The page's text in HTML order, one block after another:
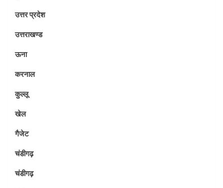
उत्तर प्रदेश
उत्तराखण्ड
ऊना
करनाल
कुल्लू
खेल
गैजेट
चंडीगढ़
चंडीगढ़